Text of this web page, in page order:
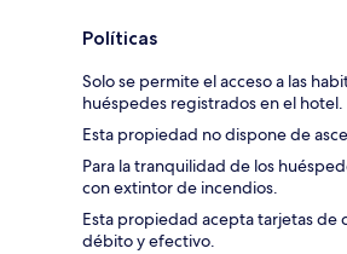
Políticas
Solo se permite el acceso a las
huéspedes registrados en el hotel.
Esta propiedad no dispone de
Para la tranquilidad de los
con extintor de incendios.
Esta propiedad acepta tarjetas de
débito y efectivo.